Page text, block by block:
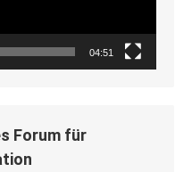
04:51
Forum für